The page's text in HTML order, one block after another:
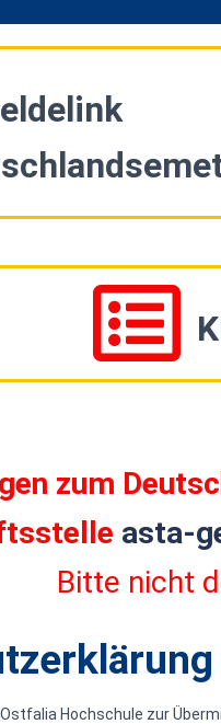
zum
asta-
Bitte nicht
Hochschule zur